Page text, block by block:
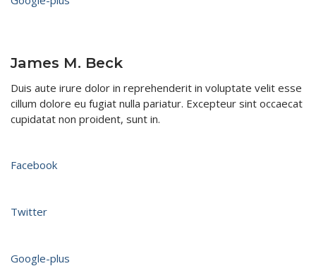
James M. Beck​
Duis aute irure dolor in reprehenderit in voluptate velit esse
cillum dolore eu fugiat nulla pariatur. Excepteur sint occaecat
cupidatat non proident, sunt in.​
Facebook
Twitter
Google-plus